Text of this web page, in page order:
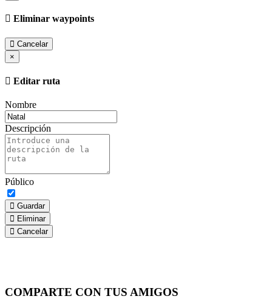
Eliminar waypoints
Cancelar
×
Editar ruta
Nombre
Descripción
Público
Guardar
Eliminar
Cancelar
COMPARTE CON TUS AMIGOS